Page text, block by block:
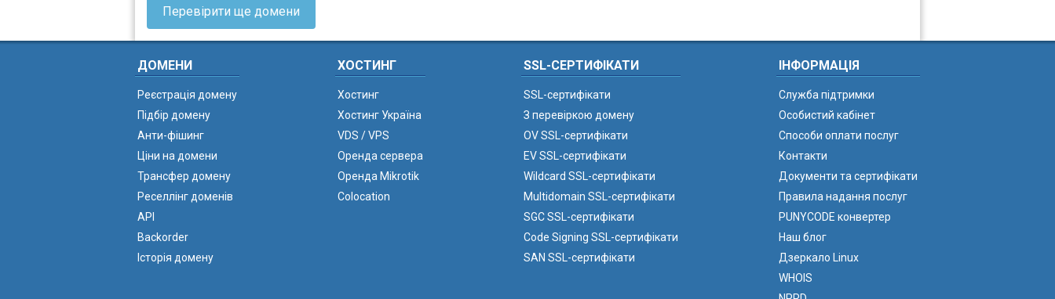
Перевірити ще домени
ДОМЕНИ
Реєстрація домену
Підбір домену
Анти-фішинг
Ціни на домени
Трансфер домену
Реселлінг доменів
API
Backorder
Історія домену
ХОСТИНГ
Хостинг
Хостинг Україна
VDS / VPS
Оренда сервера
Оренда Mikrotik
Colocation
SSL-СЕРТИФІКАТИ
SSL-сертифікати
З перевіркою домену
OV SSL-сертифікати
EV SSL-сертифікати
Wildcard SSL-сертифікати
Multidomain SSL-сертифікати
SGC SSL-сертифікати
Code Signing SSL-сертифікати
SAN SSL-сертифікати
ІНФОРМАЦІЯ
Служба підтримки
Особистий кабінет
Способи оплати послуг
Контакти
Документи та сертифікати
Правила надання послуг
PUNYCODE конвертер
Наш блог
Дзеркало Linux
WHOIS